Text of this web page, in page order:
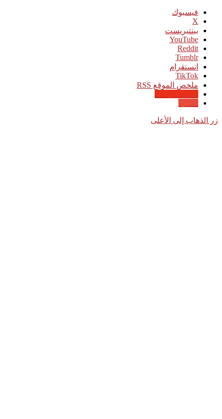
فيسبوك
‫X
بينتيريست
‫YouTube
انستقرام
‫TikTok
ملخص الموقع RSS
زر الذهاب إلى الأعلى